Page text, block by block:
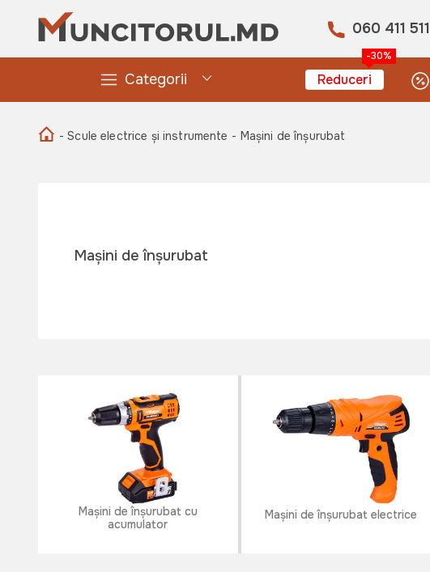
060 411 511
Categorii
-30%
Reduceri
- Scule electrice și instrumente - Mașini de înșurubat
Mașini de înșurubat
Mașini de înșurubat cu
acumulator
Mașini de înșurubat electrice